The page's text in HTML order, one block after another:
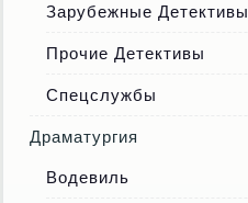
Зарубежные Детективы
Прочие Детективы
Спецслужбы
Драматургия
Водевиль